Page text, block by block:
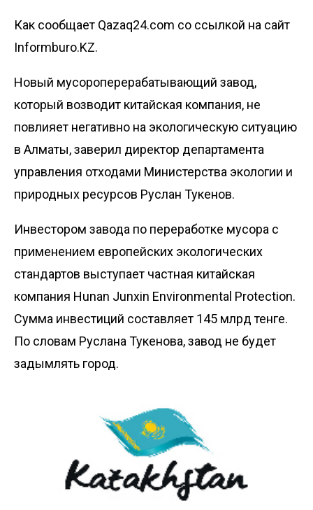
Как сообщает Qazaq24.com со ссылкой на сайт
Informburo.KZ.
Новый мусороперерабатывающий завод,
который возводит китайская компания, не
повлияет негативно на экологическую ситуацию
в Алматы, заверил директор департамента
управления отходами Министерства экологии и
природных ресурсов Руслан Тукенов.
Инвестором завода по переработке мусора с
применением европейских экологических
стандартов выступает частная китайская
компания Hunan Junxin Environmental Protection.
Сумма инвестиций составляет 145 млрд тенге.
По словам Руслана Тукенова, завод не будет
задымлять город.